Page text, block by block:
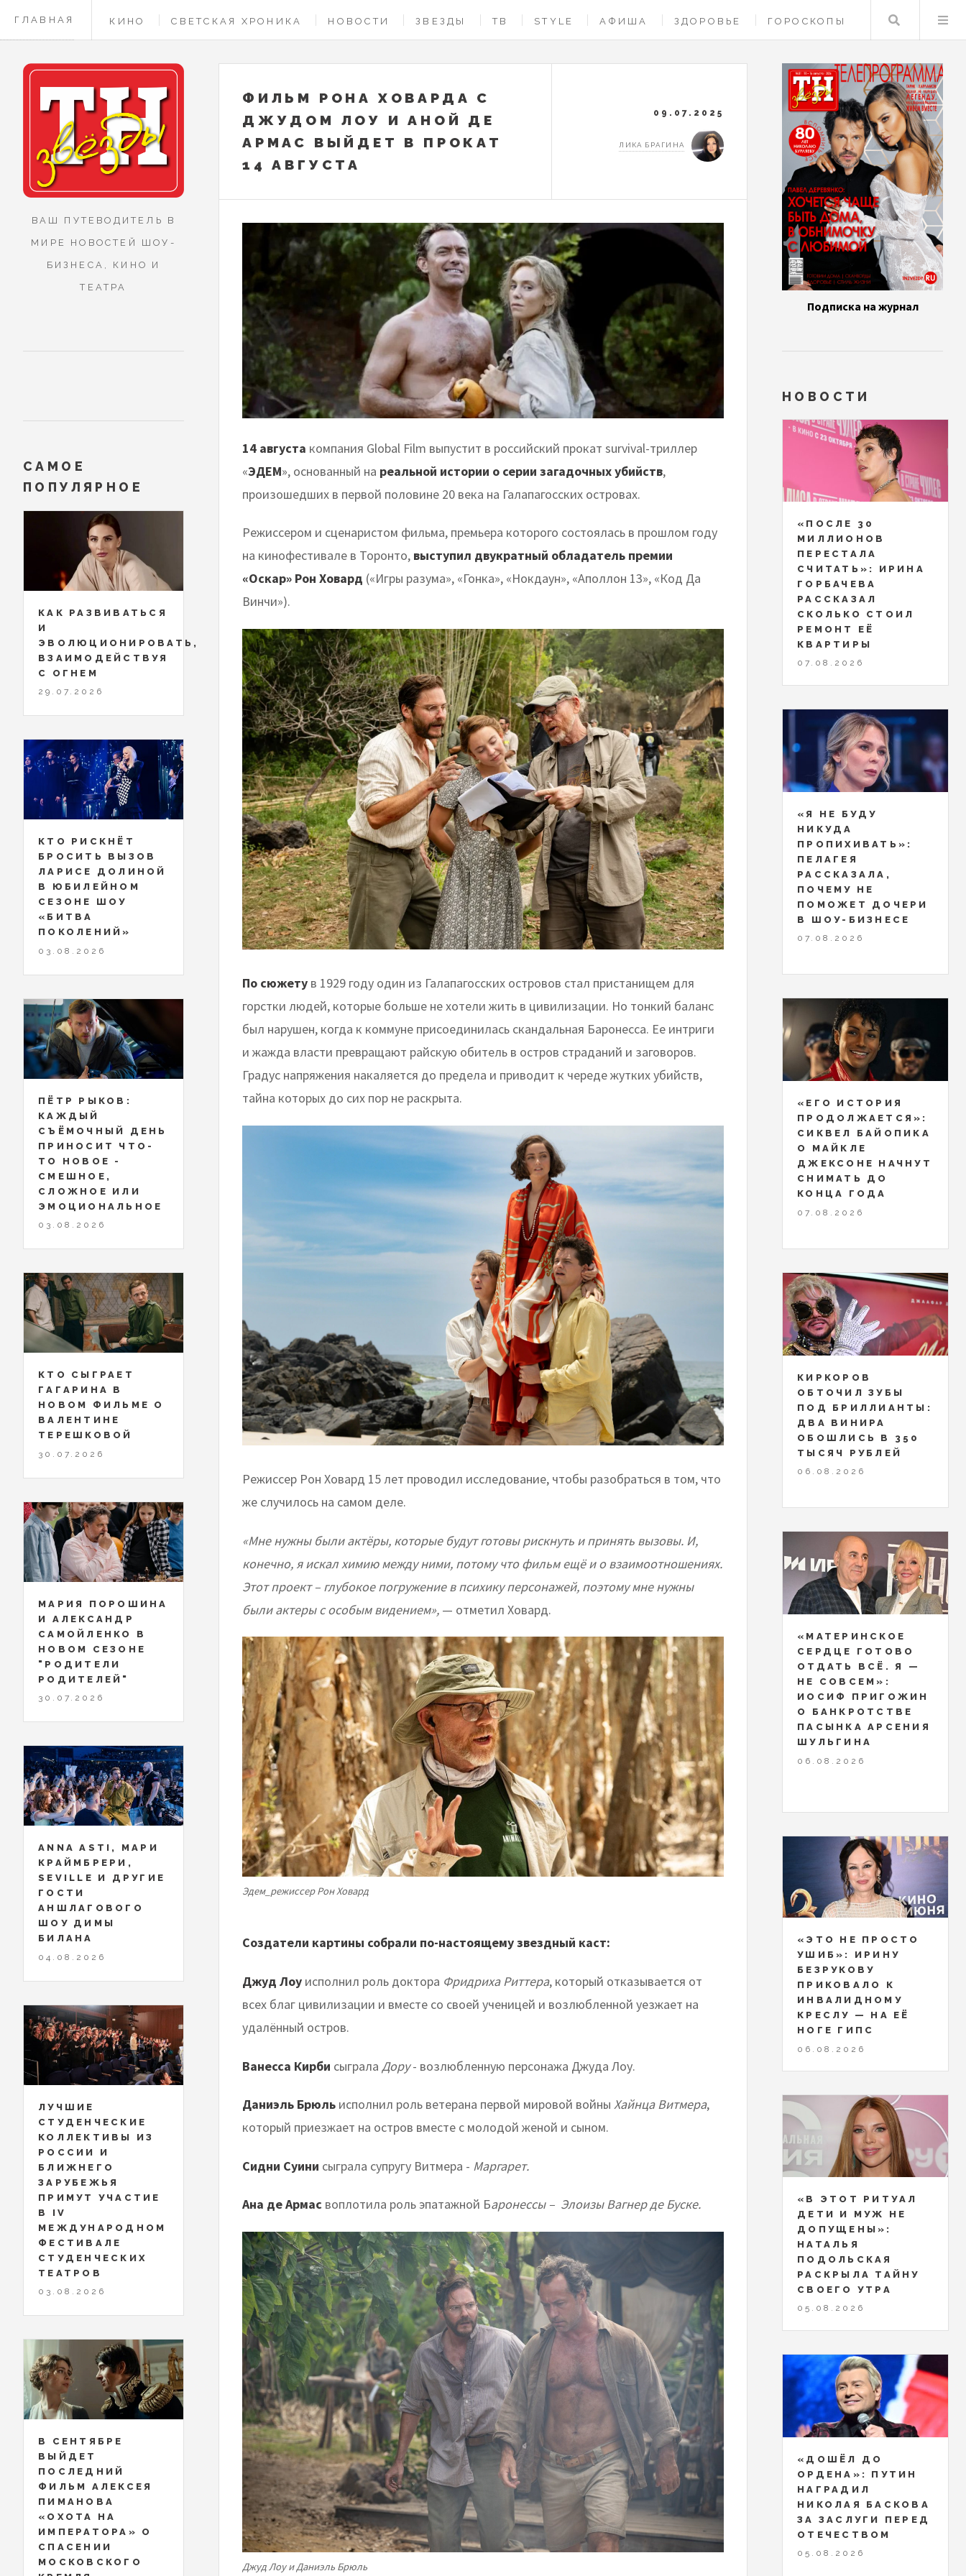
ГЛАВНАЯ КИНО СВЕТСКАЯ ХРОНИКА НОВОСТИ ЗВЕЗДЫ ТВ STYLE АФИША ЗДОРОВЬЕ ГОРОСКОПЫ
КОНТАКТЫ
Поиск
ФИЛЬМ РОНА ХОВАРДА С
ДЖУДОМ ЛОУ И АНОЙ ДЕ
АРМАС ВЫЙДЕТ В ПРОКАТ
14 АВГУСТА
09.07.2025
ЛИКА БРАГИНА
14 августа компания Global Film выпустит в российский прокат survival-триллер
«ЭДЕМ», основанный на реальной истории о серии загадочных убийств,
произошедших в первой половине 20 века на Галапагосских островах.
Режиссером и сценаристом фильма, премьера которого состоялась в прошлом году
на кинофестивале в Торонто, выступил двукратный обладатель премии
«Оскар» Рон Ховард («Игры разума», «Гонка», «Нокдаун», «Аполлон 13», «Код Да
Винчи»).
По сюжету в 1929 году один из Галапагосских островов стал пристанищем для
горстки людей, которые больше не хотели жить в цивилизации. Но тонкий баланс
был нарушен, когда к коммуне присоединилась скандальная Баронесса. Ее интриги
и жажда власти превращают райскую обитель в остров страданий и заговоров.
Градус напряжения накаляется до предела и приводит к череде жутких убийств,
тайна которых до сих пор не раскрыта.
Режиссер Рон Ховард 15 лет проводил исследование, чтобы разобраться в том, что
же случилось на самом деле.
«Мне нужны были актёры, которые будут готовы рискнуть и принять вызовы. И,
конечно, я искал химию между ними, потому что фильм ещё и о взаимоотношениях.
Этот проект – глубокое погружение в психику персонажей, поэтому мне нужны
были актеры с особым видением», — отметил Ховард.
Эдем_режиссер Рон Ховард
Создатели картины собрали по-настоящему звездный каст:
Джуд Лоу исполнил роль доктора Фридриха Риттера, который отказывается от
всех благ цивилизации и вместе со своей ученицей и возлюбленной уезжает на
удалённый остров.
Ванесса Кирби сыграла Дору- возлюбленную персонажа Джуда Лоу.
Даниэль Брюль исполнил роль ветерана первой мировой войны Хайнца Витмера,
который приезжает на остров вместе с молодой женой и сыном.
Сидни Суини сыграла супругу Витмера - Маргарет.
Ана де Армас воплотила роль эпатажной Баронессы – Элоизы Вагнер де Буске.
Джуд Лоу и Даниэль Брюль
ВАШ ПУТЕВОДИТЕЛЬ В
МИРЕ НОВОСТЕЙ ШОУ-
БИЗНЕСА, КИНО И
ТЕАТРА
САМОЕ
ПОПУЛЯРНОЕ
КАК РАЗВИВАТЬСЯ
И
ЭВОЛЮЦИОНИРОВАТЬ,
ВЗАИМОДЕЙСТВУЯ
С ОГНЕМ
29.07.2026
КТО РИСКНЁТ
БРОСИТЬ ВЫЗОВ
ЛАРИСЕ ДОЛИНОЙ
В ЮБИЛЕЙНОМ
СЕЗОНЕ ШОУ
«БИТВА
ПОКОЛЕНИЙ»
03.08.2026
ПЁТР РЫКОВ:
КАЖДЫЙ
СЪЁМОЧНЫЙ ДЕНЬ
ПРИНОСИТ ЧТО-
ТО НОВОЕ -
СМЕШНОЕ,
СЛОЖНОЕ ИЛИ
ЭМОЦИОНАЛЬНОЕ
03.08.2026
КТО СЫГРАЕТ
ГАГАРИНА В
НОВОМ ФИЛЬМЕ О
ВАЛЕНТИНЕ
ТЕРЕШКОВОЙ
30.07.2026
МАРИЯ ПОРОШИНА
И АЛЕКСАНДР
САМОЙЛЕНКО В
НОВОМ СЕЗОНЕ
"РОДИТЕЛИ
РОДИТЕЛЕЙ"
30.07.2026
ANNA ASTI, МАРИ
КРАЙМБРЕРИ,
SEVILLE И ДРУГИЕ
ГОСТИ
АНШЛАГОВОГО
ШОУ ДИМЫ
БИЛАНА
04.08.2026
ЛУЧШИЕ
СТУДЕНЧЕСКИЕ
КОЛЛЕКТИВЫ ИЗ
РОССИИ И
БЛИЖНЕГО
ЗАРУБЕЖЬЯ
ПРИМУТ УЧАСТИЕ
В IV
МЕЖДУНАРОДНОМ
ФЕСТИВАЛЕ
СТУДЕНЧЕСКИХ
ТЕАТРОВ
03.08.2026
В СЕНТЯБРЕ
ВЫЙДЕТ
ПОСЛЕДНИЙ
ФИЛЬМ АЛЕКСЕЯ
ПИМАНОВА
«ОХОТА НА
ИМПЕРАТОРА» О
СПАСЕНИИ
МОСКОВСКОГО
Подписка на журнал
НОВОСТИ
«ПОСЛЕ 30
МИЛЛИОНОВ
ПЕРЕСТАЛА
СЧИТАТЬ»: ИРИНА
ГОРБАЧЕВА
РАССКАЗАЛ
СКОЛЬКО СТОИЛ
РЕМОНТ ЕЁ
КВАРТИРЫ
07.08.2026
«Я НЕ БУДУ
НИКУДА
ПРОПИХИВАТЬ»:
ПЕЛАГЕЯ
РАССКАЗАЛА,
ПОЧЕМУ НЕ
ПОМОЖЕТ ДОЧЕРИ
В ШОУ-БИЗНЕСЕ
07.08.2026
«ЕГО ИСТОРИЯ
ПРОДОЛЖАЕТСЯ»:
СИКВЕЛ БАЙОПИКА
О МАЙКЛЕ
ДЖЕКСОНЕ НАЧНУТ
СНИМАТЬ ДО
КОНЦА ГОДА
07.08.2026
КИРКОРОВ
ОБТОЧИЛ ЗУБЫ
ПОД БРИЛЛИАНТЫ:
ДВА ВИНИРА
ОБОШЛИСЬ В 350
ТЫСЯЧ РУБЛЕЙ
06.08.2026
«МАТЕРИНСКОЕ
СЕРДЦЕ ГОТОВО
ОТДАТЬ ВСЁ. Я —
НЕ СОВСЕМ»:
ИОСИФ ПРИГОЖИН
О БАНКРОТСТВЕ
ПАСЫНКА АРСЕНИЯ
ШУЛЬГИНА
06.08.2026
«ЭТО НЕ ПРОСТО
УШИБ»: ИРИНУ
БЕЗРУКОВУ
ПРИКОВАЛО К
ИНВАЛИДНОМУ
КРЕСЛУ — НА ЕЁ
НОГЕ ГИПС
06.08.2026
«В ЭТОТ РИТУАЛ
ДЕТИ И МУЖ НЕ
ДОПУЩЕНЫ»:
НАТАЛЬЯ
ПОДОЛЬСКАЯ
РАСКРЫЛА ТАЙНУ
СВОЕГО УТРА
05.08.2026
«ДОШЁЛ ДО
ОРДЕНА»: ПУТИН
НАГРАДИЛ
НИКОЛАЯ БАСКОВА
ЗА ЗАСЛУГИ ПЕРЕД
ОТЕЧЕСТВОМ
05.08.2026